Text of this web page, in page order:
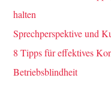
halten
Sprechperspektive und
8 Tipps für effektives
Betriebsblindheit